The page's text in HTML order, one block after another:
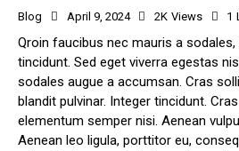
Blog April 9, 2024 2K Views 1
Qroin faucibus nec mauris a
tincidunt. Sed eget viverra egestas
sodales augue a accumsan. Cras
blandit pulvinar. Integer tincidunt.
elementum semper nisi. Aenean
Aenean leo ligula, porttitor eu,